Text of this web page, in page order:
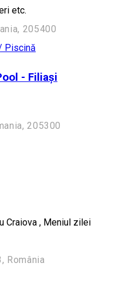
etc.
205400
Piscină
- Filiași
205300
Craiova , Meniul zilei
România